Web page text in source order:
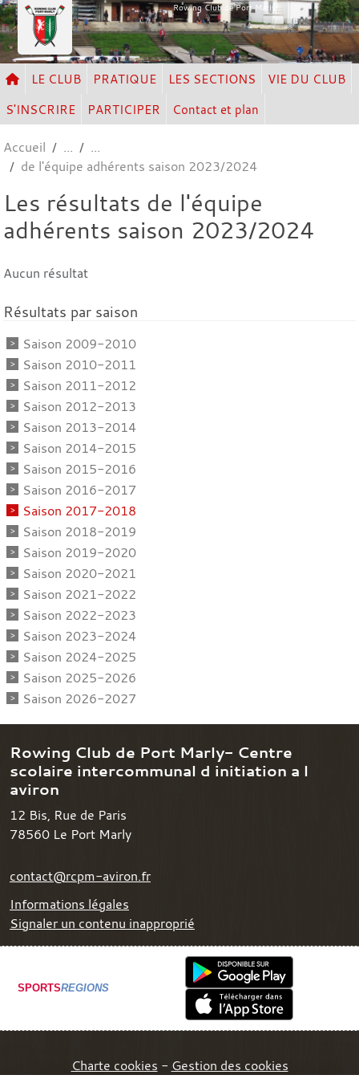
Rowing Club de Port Marly
LE CLUB PRATIQUE LES SECTIONS
VIE DU CLUB
S'INSCRIRE
PARTICIPER Contact et plan
Accueil
de l'équipe adhérents saison 2023/2024
Les résultats de l'équipe
adhérents saison 2023/2024
Aucun résultat
Résultats par saison
Saison 2009-2010
Saison 2010-2011
Saison 2011-2012
Saison 2012-2013
Saison 2013-2014
Saison 2014-2015
Saison 2015-2016
Saison 2016-2017
Saison 2017-2018
Saison 2018-2019
Saison 2019-2020
Saison 2020-2021
Saison 2021-2022
Saison 2022-2023
Saison 2023-2024
Saison 2024-2025
Saison 2025-2026
Saison 2026-2027
Rowing Club de Port Marly- Centre
scolaire intercommunal d initiation a l
aviron
12 Bis, Rue de Paris
78560 Le Port Marly
contact@rcpm-aviron.fr
Informations légales
Signaler un contenu inapproprié
SPORTSREGIONS
Charte cookies Gestion des cookies
Panneau de gestion des cookies